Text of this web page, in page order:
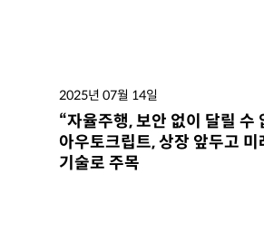
2025년 07월 14일
“자율주행, 보안 없이 달릴
아우토크립트, 상장 앞두고 미
기술로 주목